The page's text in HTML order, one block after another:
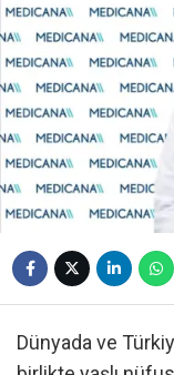
Dünyada ve